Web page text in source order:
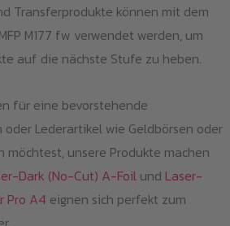
Transferprodukte können mit dem
M177 fw verwendet werden, um
auf die nächste Stufe zu heben.
für eine bevorstehende
Lederartikel wie Geldbörsen oder
möchtest, unsere Produkte machen
Dark (No-Cut) A-Foilund Laser-
Pro A4 eignen sich perfekt zum